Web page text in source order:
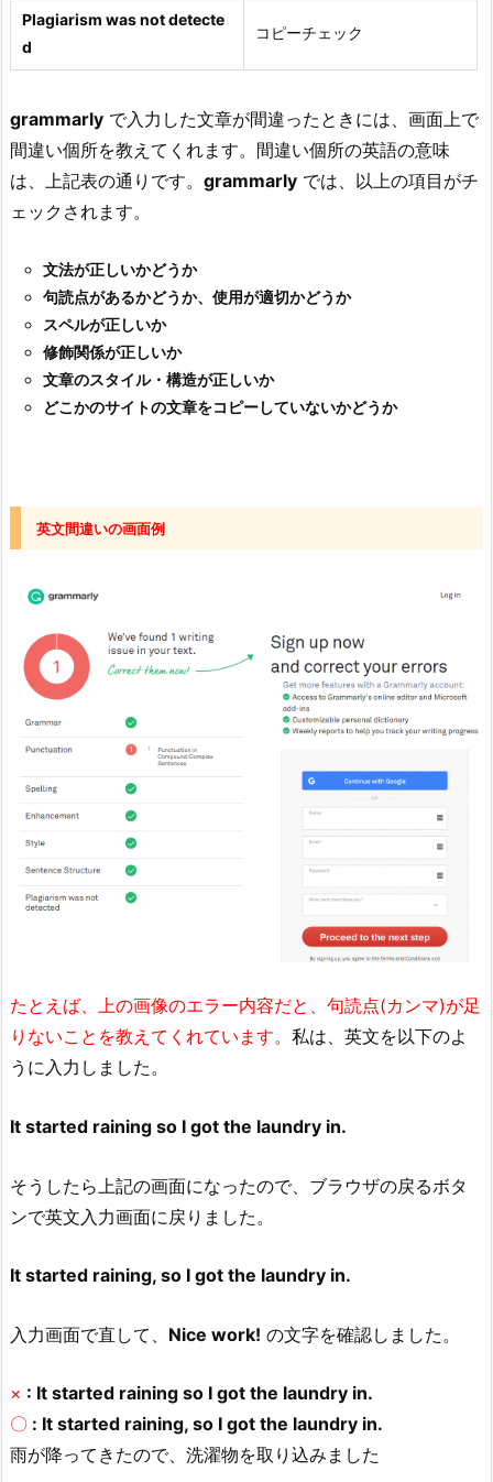
Plagiarism was not detecte
d
コピーチェック
grammarly で入力した文章が間違ったときには、画面上で
間違い個所を教えてくれます。間違い個所の英語の意味
は、上記表の通りです。 grammarly では、以上の項目がチ
ェックされます。
文法が正しいかどうか
句読点があるかどうか、使用が適切かどうか
スペルが正しいか
修飾関係が正しいか
文章のスタイル・構造が正しいか
どこかのサイトの文章をコピーしていないかどうか
英文間違いの画面例
たとえば、上の画像のエラー内容だと、句読点(カンマ)が足
りないことを教えてくれています。 私は、英文を以下のよ
うに入力しました。
It started raining so I got the laundry in.
そうしたら上記の画面になったので、ブラウザの戻るボタ
ンで英文入力画面に戻りました。
It started raining, so I got the laundry in.
入力画面で直して、 Nice work! の文字を確認しました。
× : It started raining so I got the laundry in.
〇 : It started raining, so I got the laundry in.
雨が降ってきたので、洗濯物を取り込みました